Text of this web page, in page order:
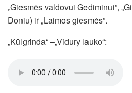
„Giesmės valdovui Gediminui”,
Doniu) ir „Laimos giesmės”.
„Kūlgrinda“ –„Vidury lauko“: